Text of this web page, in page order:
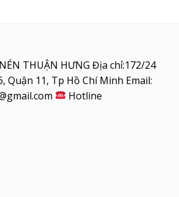
THUẬN HƯNG Địa chỉ:172/24
Quận 11, Tp Hồ Chí Minh Email:
Hotline